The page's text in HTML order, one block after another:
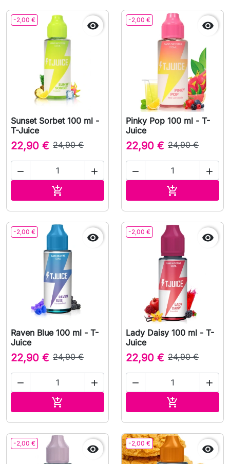
-2,00 € 
Sunset Sorbet 100 ml -
T-Juice
22,90 € 24,90 €
 

-2,00 € 
Pinky Pop 100 ml - T-
Juice
22,90 € 24,90 €
 

-2,00 € 
Raven Blue 100 ml - T-
Juice
22,90 € 24,90 €
 

-2,00 € 
Lady Daisy 100 ml - T-
Juice
22,90 € 24,90 €
 

-2,00 €  -2,00 € 